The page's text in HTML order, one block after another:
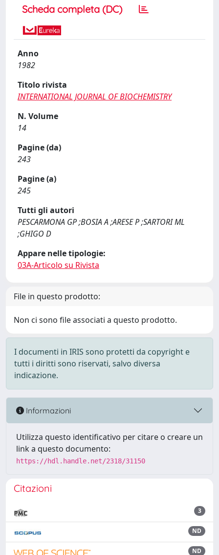
Scheda completa (DC)
Anno
1982
Titolo rivista
INTERNATIONAL JOURNAL OF BIOCHEMISTRY
N. Volume
14
Pagine (da)
243
Pagine (a)
245
Tutti gli autori
PESCARMONA GP ;BOSIA A ;ARESE P ;SARTORI ML
;GHIGO D
Appare nelle tipologie:
03A-Articolo su Rivista
File in questo prodotto:
Non ci sono file associati a questo prodotto.
I documenti in IRIS sono protetti da copyright e
tutti i diritti sono riservati, salvo diversa
indicazione.
Informazioni
Utilizza questo identificativo per citare o creare un
link a questo documento:
https://hdl.handle.net/2318/31150
Citazioni
3
ND
ND